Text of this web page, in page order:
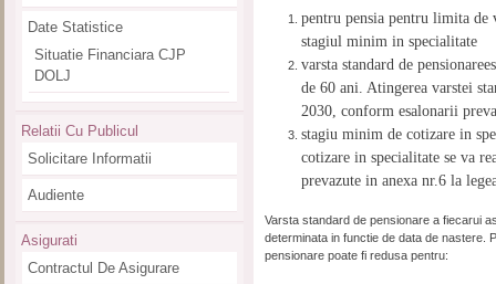
pentru pensia pentru limita de
stagiul minim in specialitate
varsta standard de
de 60 ani. Atingerea varstei
2030, conform esalonarii
stagiu minim de cotizare in
cotizare in specialitate se va
prevazute in anexa nr.6 la
Varsta standard de pensionare a fiecarui
determinata in functie de data de nastere.
pensionare poate fi redusa pentru:
Date Statistice
Situatie Financiara CJP
DOLJ
Relatii Cu Publicul
Solicitare Informatii
Audiente
Asigurati
Contractul De Asigurare